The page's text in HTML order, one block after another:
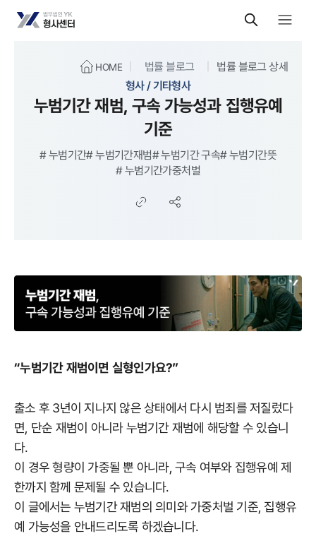
HOME 법률 블로그
법률 블로그 상세
형사 / 기타형사
누범기간 재범, 구속 가능성과 집행유예
기준
#누범기간#누범기간재범#누범기간 구속#누범기간뜻
#누범기간가중처벌
“누범기간 재범이면 실형인가요?”
출소 후 3년이 지나지 않은 상태에서 다시 범죄를 저질렀다
면, 단순 재범이 아니라 누범기간 재범에 해당할 수 있습니
다.
이 경우 형량이 가중될 뿐 아니라, 구속 여부와 집행유예 제
한까지 함께 문제될 수 있습니다.
이 글에서는 누범기간 재범의 의미와 가중처벌 기준, 집행유
예 가능성을 안내드리도록 하겠습니다.